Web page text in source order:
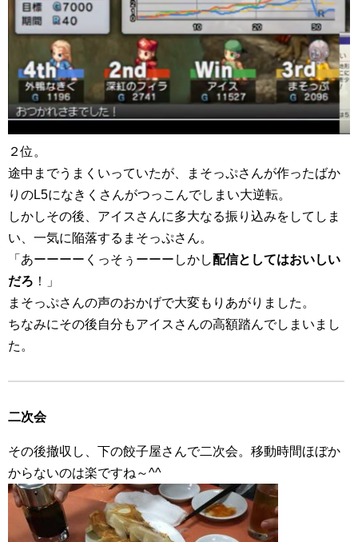
２位。
途中までうまくいっていたが、まそっぷさんが作ったばか
りのL5になきくさんがつっこんでしまい大逆転。
しかしその後、アイスさんに多大なる振り込みをしてしま
い、一気に陥落するまそっぷさん。
「あーーーーくっそぅーーーしかし配信としてはおいしい
だろ ！」
まそっぷさんの声のおかげで大変もりあがりました。
ちなみにその後自分もアイスさんの高額踏んでしまいまし
た。
二次会
その後撤収し、下の餃子屋さんで二次会。移動時間ほぼか
からないのは楽ですね～^^